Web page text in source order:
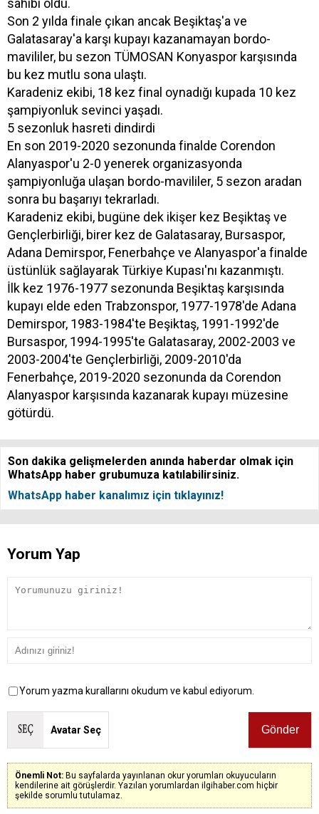
sahibi oldu.
Son 2 yılda finale çıkan ancak Beşiktaş'a ve
Galatasaray'a karşı kupayı kazanamayan bordo-
mavililer, bu sezon TÜMOSAN Konyaspor karşısında
bu kez mutlu sona ulaştı.
Karadeniz ekibi, 18 kez final oynadığı kupada 10 kez
şampiyonluk sevinci yaşadı.
5 sezonluk hasreti dindirdi
En son 2019-2020 sezonunda finalde Corendon
Alanyaspor'u 2-0 yenerek organizasyonda
şampiyonluğa ulaşan bordo-mavililer, 5 sezon aradan
sonra bu başarıyı tekrarladı.
Karadeniz ekibi, bugüne dek ikişer kez Beşiktaş ve
Gençlerbirliği, birer kez de Galatasaray, Bursaspor,
Adana Demirspor, Fenerbahçe ve Alanyaspor'a finalde
üstünlük sağlayarak Türkiye Kupası'nı kazanmıştı.
İlk kez 1976-1977 sezonunda Beşiktaş karşısında
kupayı elde eden Trabzonspor, 1977-1978'de Adana
Demirspor, 1983-1984'te Beşiktaş, 1991-1992'de
Bursaspor, 1994-1995'te Galatasaray, 2002-2003 ve
2003-2004'te Gençlerbirliği, 2009-2010'da
Fenerbahçe, 2019-2020 sezonunda da Corendon
Alanyaspor karşısında kazanarak kupayı müzesine
götürdü.
Son dakika gelişmelerden anında haberdar olmak için
WhatsApp haber grubumuza katılabilirsiniz.
WhatsApp haber kanalımız için tıklayınız!
Yorum Yap
Yorum yazma kurallarını okudum ve kabul ediyorum.
Avatar Seç
Önemli Not: Bu sayfalarda yayınlanan okur yorumları okuyucuların
kendilerine ait görüşlerdir. Yazılan yorumlardan ilgihaber.com hiçbir
şekilde sorumlu tutulamaz.